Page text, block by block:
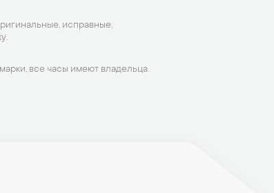
исправные,
все часы имеют владельца.